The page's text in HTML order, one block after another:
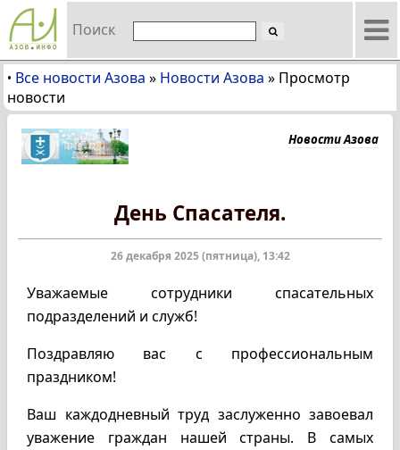
Поиск
• Все новости Азова » Новости Азова » Просмотр
новости
Новости Азова
День Спасателя.
26 декабря 2025 (пятница), 13:42
Уважаемые сотрудники спасательных
подразделений и служб!
Поздравляю вас с профессиональным
праздником!
Ваш каждодневный труд заслуженно завоевал
уважение граждан нашей страны. В самых